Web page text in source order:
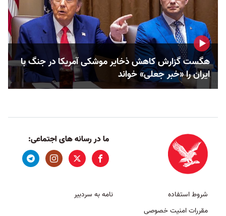
هگست گزارش کاهش ذخایر موشکی آمریکا در جنگ با
ایران را «خبر جعلی» خواند
ما در رسانه های اجتماعی:
شروط استفاده
مقررات امنیت خصوصی
نامه به سردبیر